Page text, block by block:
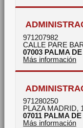
971207982
CALLE PARE
07003 PALMA
Más información
971280250
PLAZA MADRID,
07011 PALMA
Más información